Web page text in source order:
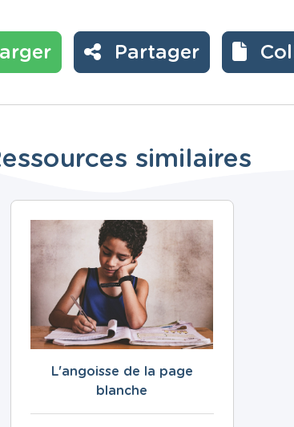
Partager
similaires
L'angoisse de la page
blanche